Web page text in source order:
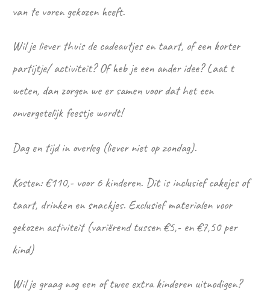
van te voren gekozen heeft.
Wil je liever thuis de cadeautjes en taart, of een korter
partijtje/ activiteit? Of heb je een ander idee? Laat t
weten, dan zorgen we er samen voor dat het een
onvergetelijk feestje wordt!
Dag en tijd in overleg (liever niet op zondag).
Kosten:€110,- voor 6 kinderen. Dit is inclusief cakejes of
taart, drinken en snackjes. Exclusief materialen voor
gekozen activiteit (variërend tussen €5,- en €7,50 per
kind)
Wil je graag nog een of twee extra kinderen uitnodigen?